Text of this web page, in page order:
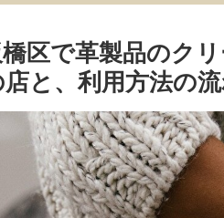
区で革製品のク
と、利用方法の